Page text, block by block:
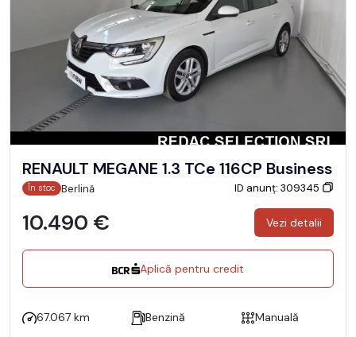
RENAULT MEGANE 1.3 TCe 116CP Business
În stoc Berlină ID anunț: 309345
10.490 € Vezi detalii
Aplică pentru credit
67.067 km Benzină Manuală